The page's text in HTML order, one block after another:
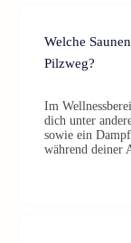
Welche
Pilzweg?
Im
dich unter
sowie ein
während deiner